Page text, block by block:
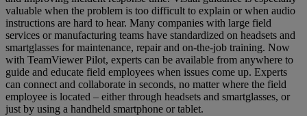
valuable when the problem is too difficult to explain or when audio
instructions are hard to hear. Many companies with large field
services or manufacturing teams have standardized on headsets and
smartglasses for maintenance, repair and on-the-job training. Now
with TeamViewer Pilot, experts can be available from anywhere to
guide and educate field employees when issues come up. Experts
can connect and collaborate in seconds, no matter where the field
employee is located – either through headsets and smartglasses, or
just by using a handheld smartphone or tablet.